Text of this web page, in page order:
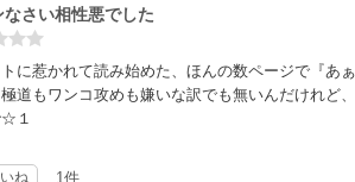
なさい相性悪でした
に惹かれて読み始めた、ほんの数ページで『
道もワンコ攻めも嫌いな訳でも無いんだけれど
☆１
ね 1件